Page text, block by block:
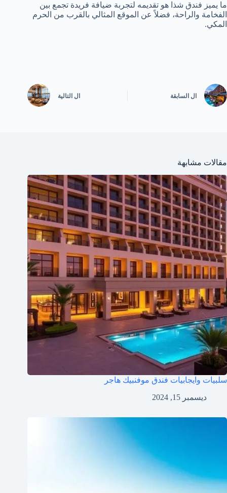
ما يميز فندق شذا هو تقديمه لتجربة ضيافة فريدة تجمع بين
الفخامة والراحة، فضلاً عن الموقع المثالي بالقرب من الحرم
المكي.
ال السابقة ال التالية
مقالات مشابهة
سلبيات وايجابيات فندق موفنبيك هاجر
ديسمبر 15, 2024